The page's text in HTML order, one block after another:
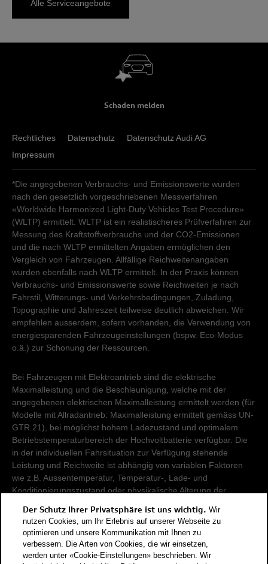
Alle Serviceangebote
Schaden melden
Rechtliches Datenschutz
Datenschutz Audi AG
Impressum
*Die angegebenen Verbrauchs- und Emissionswerte wurden
nach den gesetzlich vorgeschriebenen Messverfahren
«Worldwide Harmonized Light-Duty Vehicles Test Procedure»
(WLTP) ermittelt. WLTP ist ein realistischeres Prüfverfahren zur
Messung des Kraftstoffverbrauchs und der CO2-Emissionen
und die nach WLTP ermittelten Angaben ermöglichen den
Vergleich von Fahrzeugen. Allfällige Reichweitenangaben
wurden ebenfalls nach WLTP ermittelt. In der Praxis können
Verbrauchs- und Emissionswerte sowie Reichweiten je nach
Fahrstil, Witterungs- und Verkehrsbedingungen, Zuladung,
Topographie und Jahreszeit teilweise deutlich abweichen. Wir
empfehlen ausserdem, sofern vorhanden, die Verwendung von
energiesparenden Fahrzeugeinstellungen (bspw. Eco-Modus
o.ä.) zur Schonung der Ressourcen.
Bei Fahrzeugen mit Elektroantrieb sind die elektrische
Maximalleistung und die Beschleunigung, welche mit der
angegebenen elektrischen Maximalleistung ermittelt werden (für
Modelle mit Allradantrieb: Maximalleistung ermittelt gemäss UN-
GTR.21), bei möglichst hohem Ladezustand und optimalem
Betriebstemperaturbereich der Hochvoltbatterie verfügbar. Die
in der individuellen Fahrsituation zur Verfügung stehende
Leistung und Reichweite ist abhängig von variablen Faktoren
wie z.B. Aussentemperatur, Temperatur-, Lade- und
Konditionierungszustand oder physikalische Alterung der
Damit Energieverbräuche unterschiedlicher Antriebsformen
(Benzin, Diesel, Gas, Strom, usw.) vergleichbar sind, werden sie
zusätzlich als sogenannte Benzinäquivalente (Masseinheit für
Der Schutz Ihrer Privatsphäre ist uns wichtig. Wir
nutzen Cookies, um Ihr Erlebnis auf unserer Webseite zu
optimieren und unsere Kommunikation mit Ihnen zu
verbessern. Die Arten von Cookies, die wir einsetzen,
werden unter «Cookie-Einstellungen» beschrieben. Wir